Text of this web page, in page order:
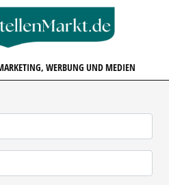
WERBUNG UND MEDIEN